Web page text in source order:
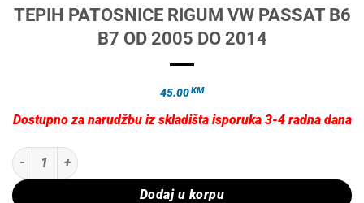
TEPIH PATOSNICE RIGUM VW PASSAT B6
B7 OD 2005 DO 2014
45.00KM
Dostupno za narudžbu iz skladišta isporuka 3-4 radna dana
TEPIH PATOSNICE RIGUM VW PASSAT B6 B7 OD 2005 DO 2014
Dodaj u korpu